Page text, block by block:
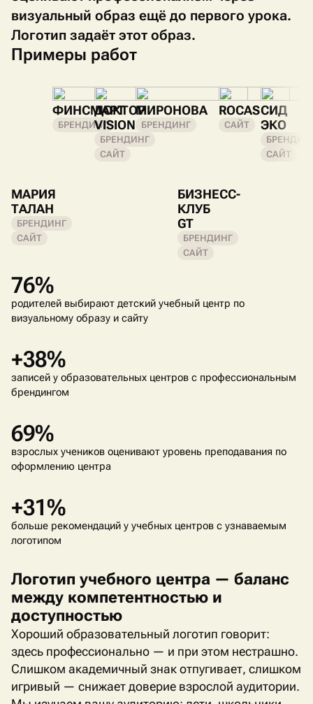
визуальный образ ещё до первого урока.
Логотип задаёт этот образ.
Примеры работ
МАРИЯ
ТАЛАН
БРЕНДИНГ
САЙТ
ФИНСМАРТ
БРЕНДИНГ
ДОКТОР
VISION
БРЕНДИНГ
САЙТ
МИРОНОВА
БРЕНДИНГ
БИЗНЕСС-
КЛУБ
GT
БРЕНДИНГ
САЙТ
ROCAS
САЙТ
СИД
ЭКО
САЙТ
76%
родителей выбирают детский учебный центр по
визуальному образу и сайту
+38%
записей у образовательных центров с профессиональным
брендингом
69%
взрослых учеников оценивают уровень преподавания по
оформлению центра
+31%
больше рекомендаций у учебных центров с узнаваемым
логотипом
Логотип учебного центра — баланс
между компетентностью и
доступностью
Хороший образовательный логотип говорит:
здесь профессионально — и при этом нестрашно.
Слишком академичный знак отпугивает, слишком
игривый — снижает доверие взрослой аудитории.